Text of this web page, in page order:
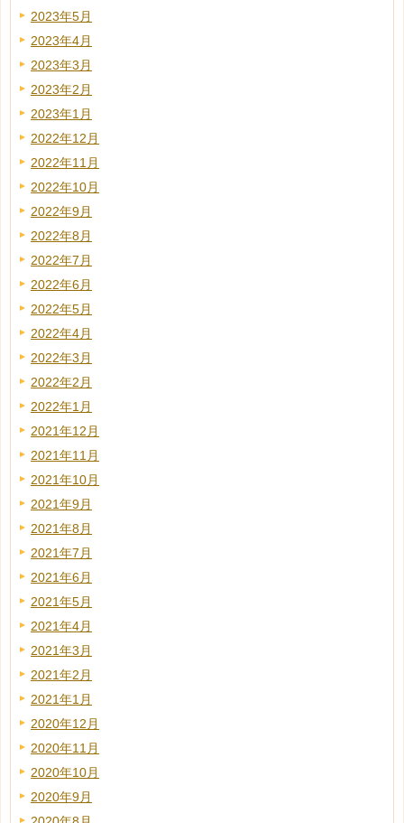
2023年5月
2023年4月
2023年3月
2023年2月
2023年1月
2022年12月
2022年11月
2022年10月
2022年9月
2022年8月
2022年7月
2022年6月
2022年5月
2022年4月
2022年3月
2022年2月
2022年1月
2021年12月
2021年11月
2021年10月
2021年9月
2021年8月
2021年7月
2021年6月
2021年5月
2021年4月
2021年3月
2021年2月
2021年1月
2020年12月
2020年11月
2020年10月
2020年9月